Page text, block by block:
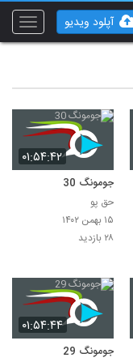
Toggle
آپلود ویدیو
۰۱:۵۴:۴۲
جومونگ 30
حق پو
۱۵ بهمن ۱۴۰۲
۲۸ بازدید
۰۱:۵۴:۴۴
جومونگ 29